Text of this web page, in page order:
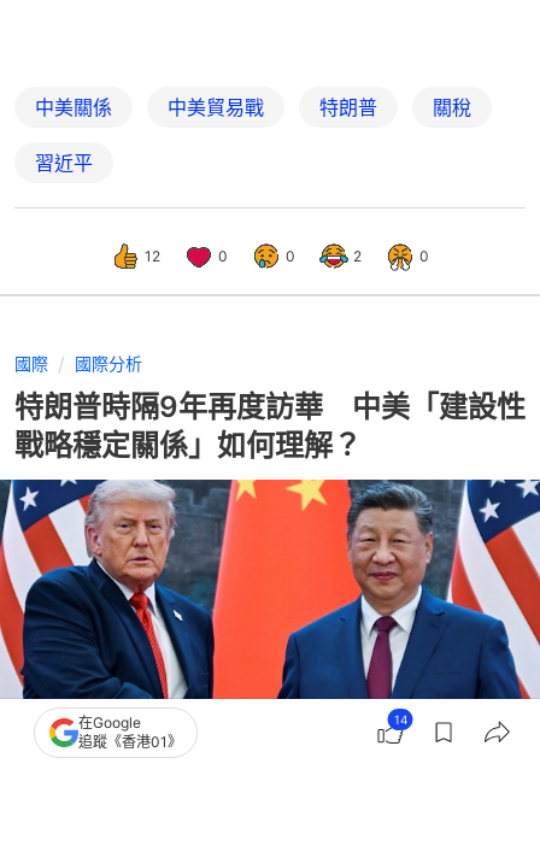
中美關係 中美貿易戰 特朗普 關稅
習近平
12 0 0 2 0
國際 國際分析
特朗普時隔9年再度訪華 中美「建設性
戰略穩定關係」如何理解？
在Google
追蹤《香港01》
14